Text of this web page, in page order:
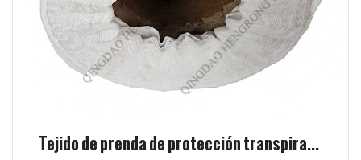
Tejido de prenda de protección transpirable.